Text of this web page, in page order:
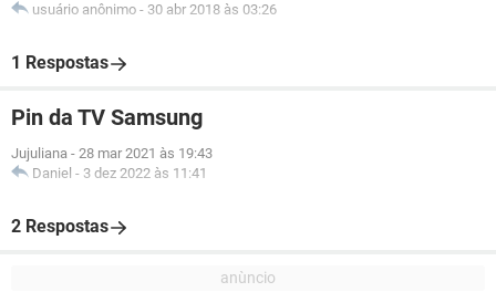
usuário anônimo - 30 abr 2018 às 03:26
1 Respostas
Pin da TV Samsung
Jujuliana - 28 mar 2021 às 19:43
Daniel - 3 dez 2022 às 11:41
2 Respostas